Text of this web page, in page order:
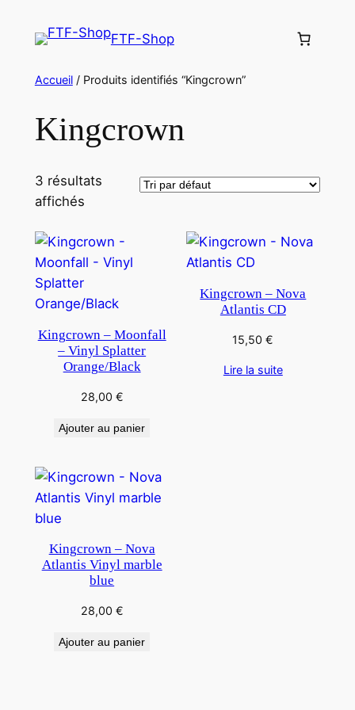
FTF-Shop
Accueil/ Produits identifiés “Kingcrown”
Kingcrown
3 résultats
affichés
Kingcrown – Moonfall
– Vinyl Splatter
Orange/Black
28,00 €
Ajouter au panier
Kingcrown – Nova
Atlantis CD
15,50€
Lire la suite
Kingcrown – Nova
Atlantis Vinyl marble
blue
28,00 €
Ajouter au panier